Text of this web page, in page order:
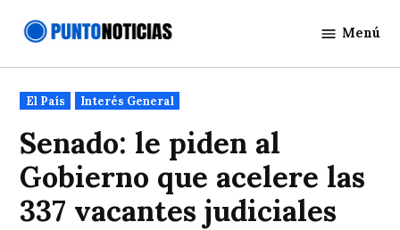
Noticias
Menú
Publicado
en
El País Interés General
Senado: le piden al
Gobierno que acelere las
337 vacantes judiciales